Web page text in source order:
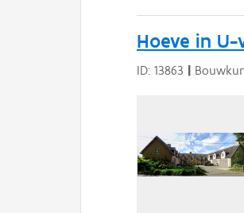
Hoeve in U-
ID: 13863 |